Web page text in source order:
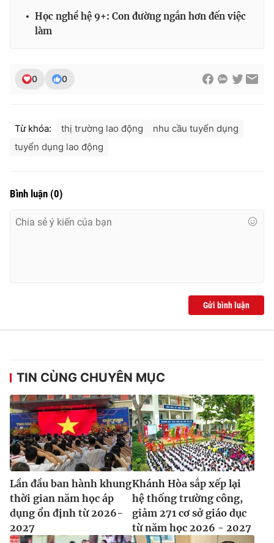
toasoan@vtv.vn
thuận bằng văn bản. Ghi rõ nguồn VTV.vn khi phát hành lại
Học nghề hệ 9+: Con đường ngắn hơn đến việc
làm
0 0
Từ khóa: thị trường lao động
nhu cầu tuyển dụng
tuyển dụng lao động
Bình luận (0)
Gửi bình luận
TIN CÙNG CHUYÊN MỤC
Lần đầu ban hành khung
thời gian năm học áp
dụng ổn định từ 2026-
2027
Khánh Hòa sắp xếp lại
hệ thống trường công,
giảm 271 cơ sở giáo dục
từ năm học 2026 - 2027